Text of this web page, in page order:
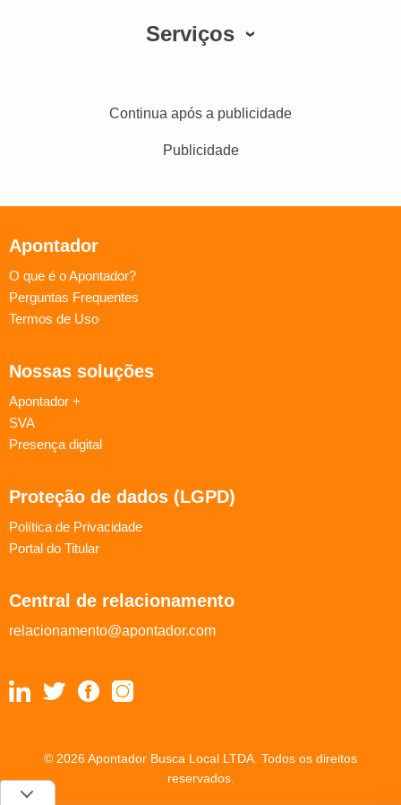
Serviços
Continua após a publicidade
Publicidade
Apontador
O que é o Apontador?
Perguntas Frequentes
Termos de Uso
Nossas soluções
Apontador +
SVA
Presença digital
Proteção de dados (LGPD)
Política de Privacidade
Portal do Titular
Central de relacionamento
relacionamento@apontador.com
© 2026 Apontador Busca Local LTDA. Todos os direitos
reservados.